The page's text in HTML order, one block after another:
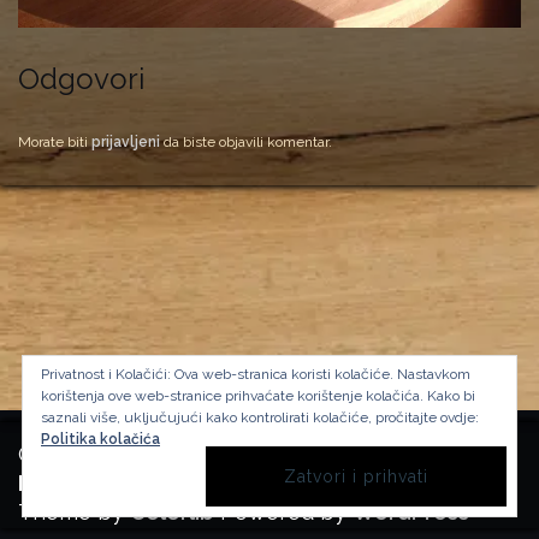
Odgovori
Morate biti prijavljenida biste objavili komentar.
Copyright Manufactura Historica, 2024.
Background image by kbzaon Freepik
Theme byColorlibPowered byWordPress BACK
Privatnost i Kolačići: Ova web-stranica koristi kolačiće. Nastavkom
korištenja ove web-stranice prihvaćate korištenje kolačića. Kako bi
saznali više, uključujući kako kontrolirati kolačiće, pročitajte ovdje:
Politika kolačića